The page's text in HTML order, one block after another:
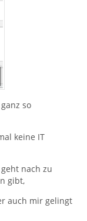
den
Aber was
bei?
so
keine IT
nach zu
gibt,
auch mir gelingt